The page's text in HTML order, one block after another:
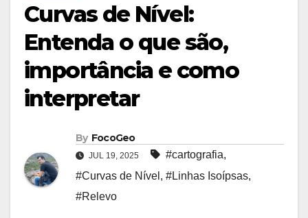
Curvas de Nível:
Entenda o que são,
importância e como
interpretar
By FocoGeo
JUL 19, 2025 #cartografia,
#Curvas de Nível , #Linhas Isoípsas,
#Relevo